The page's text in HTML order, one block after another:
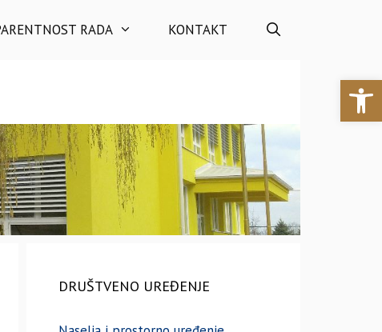
RADA KONTAKT
DRUŠTVENO UREĐENJE